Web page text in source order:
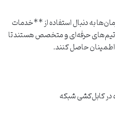
به دنبال استفاده از **خدمات
حرفه‌ای و متخصص هستند تا
اطمینان حاصل کنند.
در کابل‌کشی شبکه